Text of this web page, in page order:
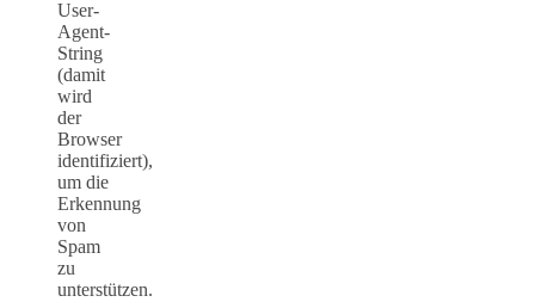
User-
Agent-
String
(damit
wird
der
Browser
identifiziert),
um die
Erkennung
von
Spam
zu
unterstützen.